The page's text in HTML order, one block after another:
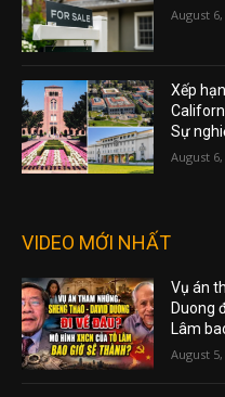
August 6,
Xếp
Sự
August 6,
VIDEO MỚI NHẤT
Vụ án
Duong
Lâm
August 5,